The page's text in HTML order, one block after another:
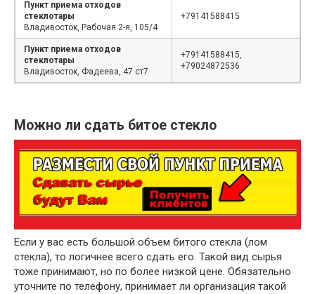
Пункт приема отходов
стеклотары
Владивосток, Рабочая 2-я, 105/4
+79141588415
Пункт приема отходов
стеклотары
Владивосток, Фадеева, 47 ст7
+79141588415,
+79024872536
Можно ли сдать битое стекло
Если у вас есть большой объем битого стекла (лом
стекла), то логичнее всего сдать его. Такой вид сырья
тоже принимают, но по более низкой цене. Обязательно
уточните по телефону, принимает ли организация такой